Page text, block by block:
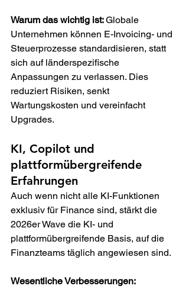
Warum das wichtig ist: Globale
Unternehmen können E-Invoicing- und
Steuerprozesse standardisieren, statt
sich auf länderspezifische
Anpassungen zu verlassen. Dies
reduziert Risiken, senkt
Wartungskosten und vereinfacht
Upgrades.
KI, Copilot und
plattformübergreifende
Erfahrungen
Auch wenn nicht alle KI-Funktionen
exklusiv für Finance sind, stärkt die
2026er Wave die KI- und
plattformübergreifende Basis, auf die
Finanzteams täglich angewiesen sind.
Wesentliche Verbesserungen: